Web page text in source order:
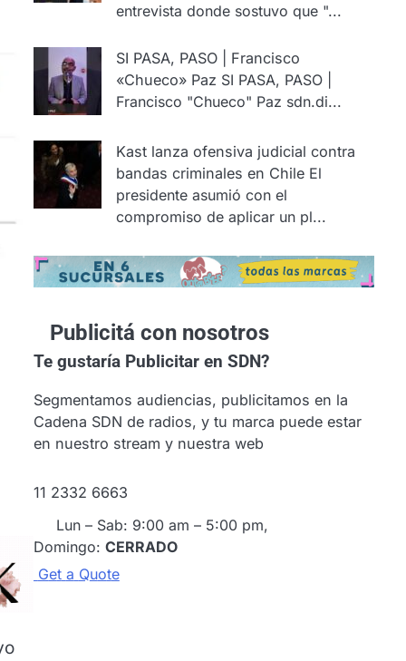
entrevista donde sostuvo que "...
SI PASA, PASO | Francisco
«Chueco» Paz SI PASA, PASO |
Francisco "Chueco" Paz sdn.di...
Kast lanza ofensiva judicial contra
bandas criminales en Chile El
presidente asumió con el
compromiso de aplicar un pl...
Publicitá con nosotros
Te gustaríaPublicitar en SDN?
Segmentamos audiencias, publicitamos en la
Cadena SDN de radios, y tu marca puede estar
en nuestro stream y nuestra web
11 2332 6663
Lun – Sab: 9:00 am – 5:00 pm,
Domingo: CERRADO
Get a Quote